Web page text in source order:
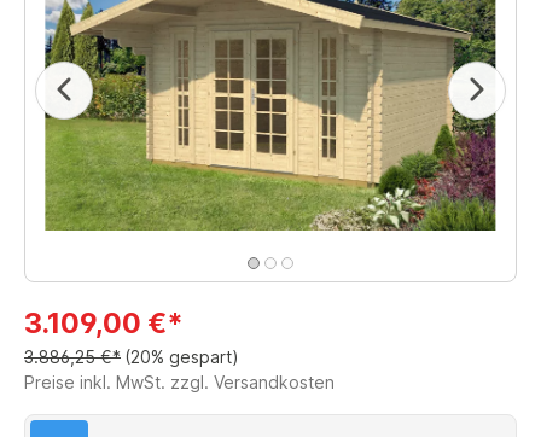
3.109,00 €*
3.886,25 €* (20% gespart)
Preise inkl. MwSt. zzgl. Versandkosten